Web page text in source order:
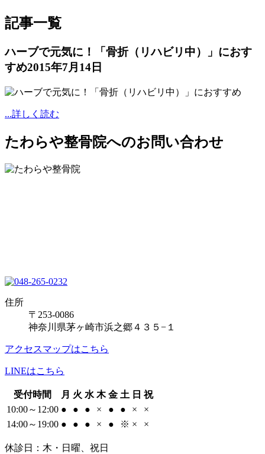
記事一覧
ハーブで元気に！「骨折（リハビリ中）」におす
すめ2015年7月14日
...詳しく読む
たわらや整骨院へのお問い合わせ
住所
〒253-0086
神奈川県茅ヶ崎市浜之郷４３５−１
アクセスマップはこちら
LINEはこちら
受付時間 月 火 水 木 金 土 日 祝
10:00～12:00 ● ● ● × ● ● ×
×
14:00～19:00 ● ● ● × ● ※ × ×
休診日：木・日曜、祝日